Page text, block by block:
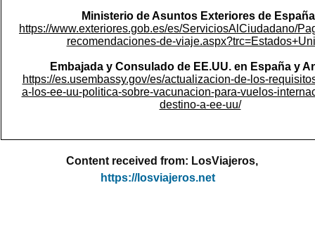
Ministerio de Asuntos Exteriores de
https://www.exteriores.gob.es/es/ServiciosAlCiudadano/
recomendaciones-de-
Embajada y Consulado de EE.UU. en España y
https://es.usembassy.gov/es/actualizacion-de-los-
a-los-ee-uu-politica-sobre-vacunacion-para-vuelos-
destino-a-ee-uu/
Content received from: LosViajeros,
https://losviajeros.net